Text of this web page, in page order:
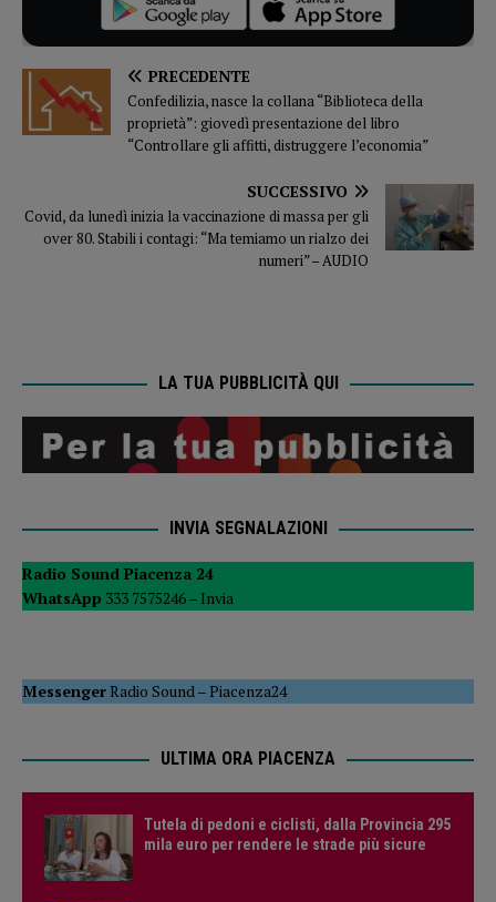
PRECEDENTE
Confedilizia, nasce la collana “Biblioteca della
proprietà”: giovedì presentazione del libro
“Controllare gli affitti, distruggere l’economia”
SUCCESSIVO
Covid, da lunedì inizia la vaccinazione di massa per gli
over 80. Stabili i contagi: “Ma temiamo un rialzo dei
numeri” – AUDIO
LA TUA PUBBLICITÀ QUI
INVIA SEGNALAZIONI
Radio Sound Piacenza 24
WhatsApp 333 7575246 – Invia
MessengerRadio Sound –Piacenza24
ULTIMA ORA PIACENZA
Tutela di pedoni e ciclisti, dalla Provincia 295
mila euro per rendere le strade più sicure